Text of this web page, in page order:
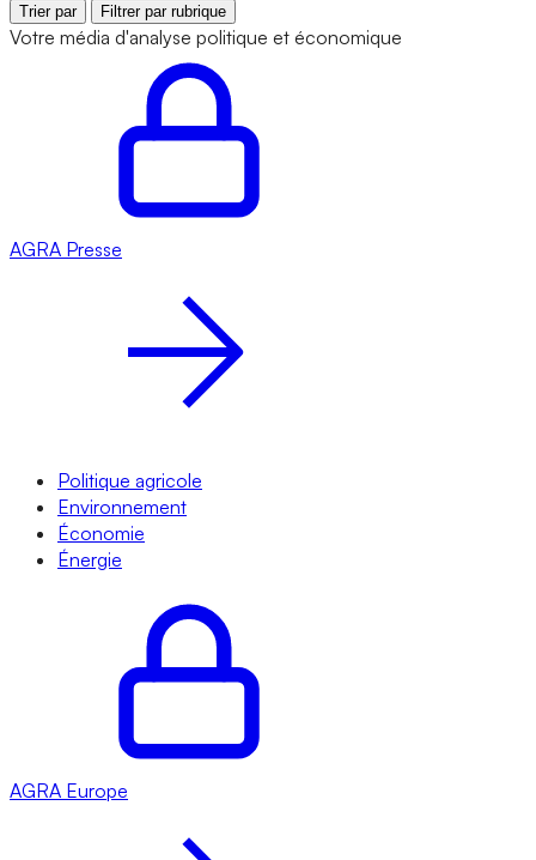
Trier par Filtrer par rubrique
Votre média d'analyse politique et économique
AGRA Presse
Politique agricole
Environnement
Économie
Énergie
AGRA Europe